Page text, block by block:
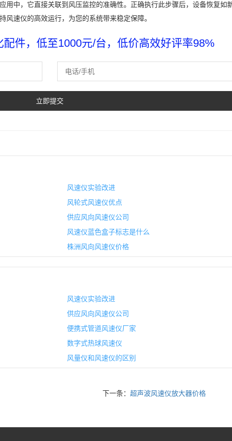
用中，它直接关联到风压监控的准确性。正确执行此步骤后，设备恢复如
速仪的高效运行，为您的系统带来稳定保障。
件，低至1000元/台，低价高效好评率98%
风速仪实验改进
风轮式风速仪优点
供应风向风速仪公司
风速仪蓝色盒子标志是什么
株洲风向风速仪价格
风速仪实验改进
供应风向风速仪公司
便携式管道风速仪厂家
数字式热球风速仪
风量仪和风速仪的区别
下一条： 超声波风速仪放大器价格